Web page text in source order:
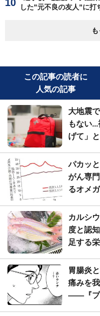
した"元不良の友人"に打
この記事の読者に
人気の記事
大地震
もない
げて」
パカッ
がん専
るオメ
カルシ
度と認
足する
胃腸炎
痛みを
――『プ